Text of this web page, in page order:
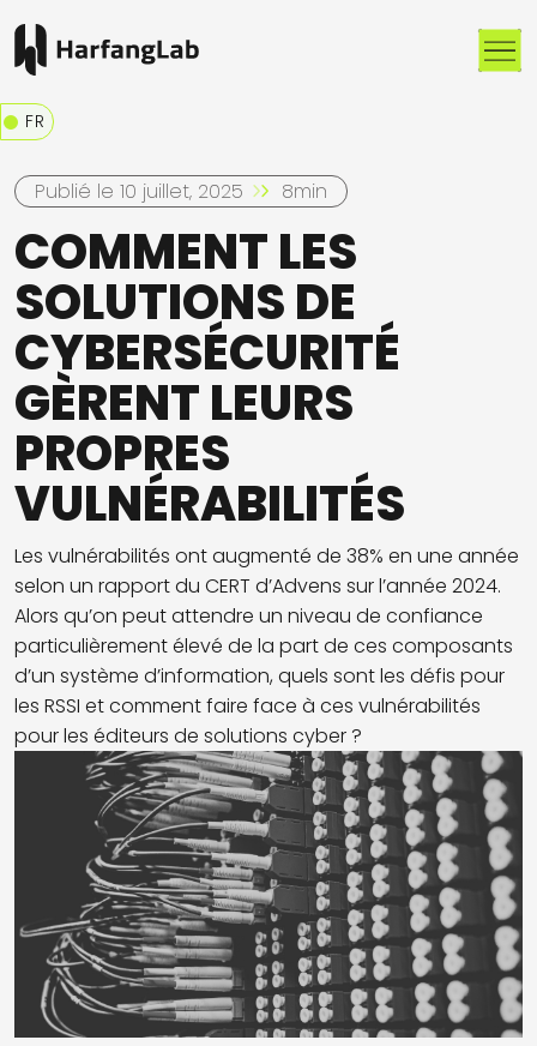
FR
Publié le 10 juillet, 2025 8min
COMMENT LES
SOLUTIONS DE
CYBERSÉCURITÉ
GÈRENT LEURS
PROPRES
VULNÉRABILITÉS
Les vulnérabilités ont augmenté de 38% en une année
selon un rapport du CERT d’Advens sur l’année 2024.
Alors qu’on peut attendre un niveau de confiance
particulièrement élevé de la part de ces composants
d’un système d’information, quels sont les défis pour
les RSSI et comment faire face à ces vulnérabilités
pour les éditeurs de solutions cyber ?